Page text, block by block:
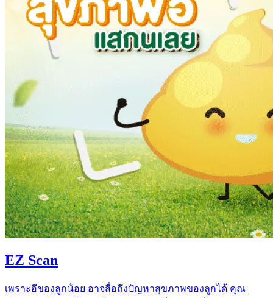
EZ Scan
เพราะอึของลูกน้อย อาจสื่อถึงปัญหาสุขภาพของลูกได้ คุณ